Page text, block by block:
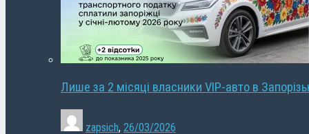
Лише за 2 місяці власники VIP-авто в
zapsich, 26/03/2026